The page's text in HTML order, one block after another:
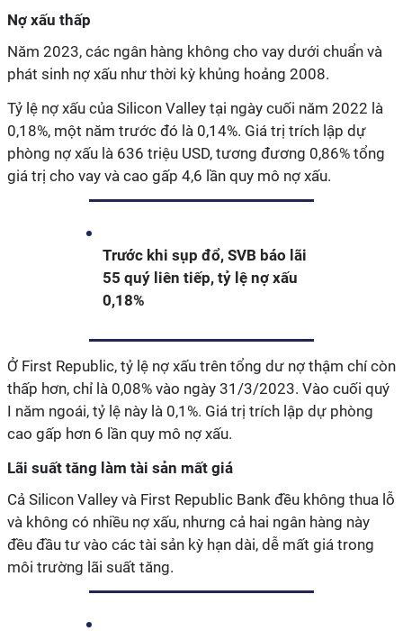
Nợ xấu thấp
Năm 2023, các ngân hàng không cho vay dưới chuẩn và
phát sinh nợ xấu như thời kỳ khủng hoảng 2008.
Tỷ lệ nợ xấu của Silicon Valley tại ngày cuối năm 2022 là
0,18%, một năm trước đó là 0,14%. Giá trị trích lập dự
phòng nợ xấu là 636 triệu USD, tương đương 0,86% tổng
giá trị cho vay và cao gấp 4,6 lần quy mô nợ xấu.
Trước khi sụp đổ, SVB báo lãi
55 quý liên tiếp, tỷ lệ nợ xấu
0,18%
Ở First Republic, tỷ lệ nợ xấu trên tổng dư nợ thậm chí còn
thấp hơn, chỉ là 0,08% vào ngày 31/3/2023. Vào cuối quý
I năm ngoái, tỷ lệ này là 0,1%. Giá trị trích lập dự phòng
cao gấp hơn 6 lần quy mô nợ xấu.
Lãi suất tăng làm tài sản mất giá
Cả Silicon Valley và First Republic Bank đều không thua lỗ
và không có nhiều nợ xấu, nhưng cả hai ngân hàng này
đều đầu tư vào các tài sản kỳ hạn dài, dễ mất giá trong
môi trường lãi suất tăng.